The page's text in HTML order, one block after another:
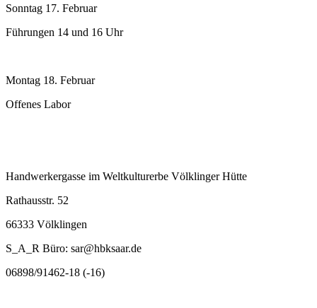
Sonntag 17. Februar
Führungen 14 und 16 Uhr
Montag 18. Februar
Offenes Labor
Handwerkergasse im Weltkulturerbe Völklinger Hütte
Rathausstr. 52
66333 Völklingen
S_A_R Büro: sar@hbksaar.de
06898/91462-18 (-16)